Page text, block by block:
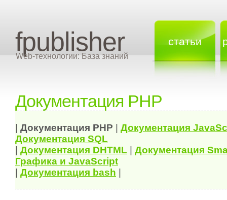
fpublisher
Web-технологии: База знаний
статьи
Документация PHP
Документация PHP Документация
Документация SQL
Документация DHTML
Документация
Графика и JavaScript
Документация bash